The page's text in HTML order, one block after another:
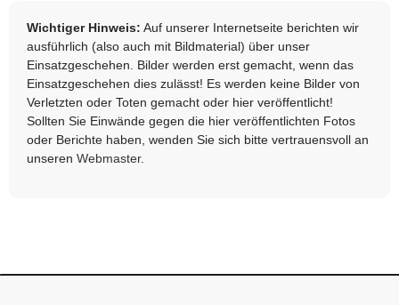
Wichtiger Hinweis: Auf unserer Internetseite berichten wir
ausführlich (also auch mit Bildmaterial) über unser
Einsatzgeschehen. Bilder werden erst gemacht, wenn das
Einsatzgeschehen dies zulässt! Es werden keine Bilder von
Verletzten oder Toten gemacht oder hier veröffentlicht!
Sollten Sie Einwände gegen die hier veröffentlichten Fotos
oder Berichte haben, wenden Sie sich bitte vertrauensvoll an
unseren Webmaster.